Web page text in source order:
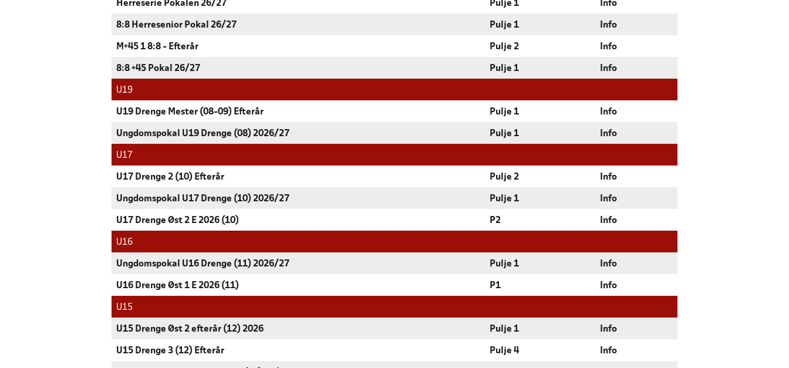
Herreserie Pokalen 26/27 Pulje 1 Info
8:8 Herresenior Pokal 26/27 Pulje 1 Info
M+45 1 8:8 - Efterår Pulje 2 Info
8:8 +45 Pokal 26/27 Pulje 1 Info
U19
U19 Drenge Mester (08-09) Efterår Pulje 1 Info
Ungdomspokal U19 Drenge (08) 2026/27 Pulje 1 Info
U17
U17 Drenge 2 (10) Efterår Pulje 2 Info
Ungdomspokal U17 Drenge (10) 2026/27 Pulje 1 Info
U17 Drenge Øst 2 E 2026 (10) P2 Info
U16
Ungdomspokal U16 Drenge (11) 2026/27 Pulje 1 Info
U16 Drenge Øst 1 E 2026 (11) P1 Info
U15
U15 Drenge Øst 2 efterår (12) 2026 Pulje 1 Info
U15 Drenge 3 (12) Efterår Pulje 4 Info